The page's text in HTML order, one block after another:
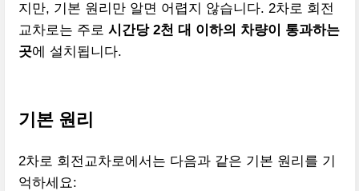
지만, 기본 원리만 알면 어렵지 않습니다. 2차로 회전
교차로는 주로 시간당 2천 대 이하의 차량이 통과하는
곳에 설치됩니다.
기본 원리
2차로 회전교차로에서는 다음과 같은 기본 원리를 기
억하세요: